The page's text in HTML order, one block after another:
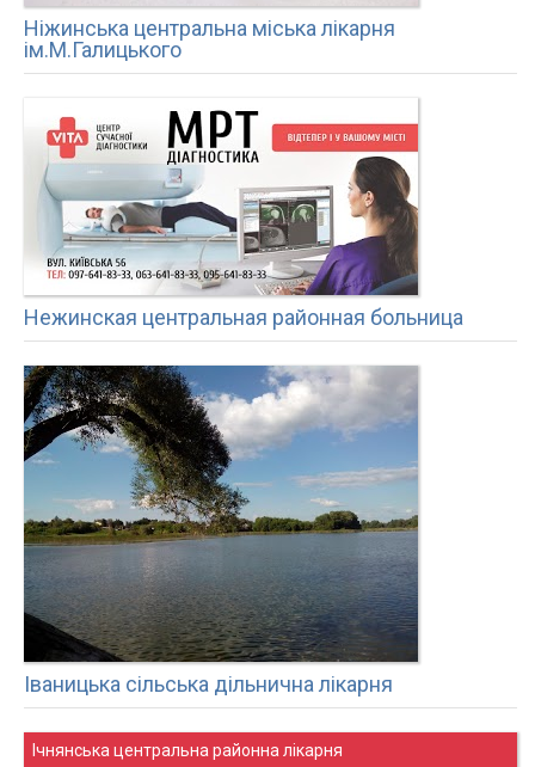
Ніжинська центральна міська лікарня
ім.М.Галицького
Нежинская центральная районная больница
Іваницька сільська дільнична лікарня
Ічнянська центральна районна лікарня